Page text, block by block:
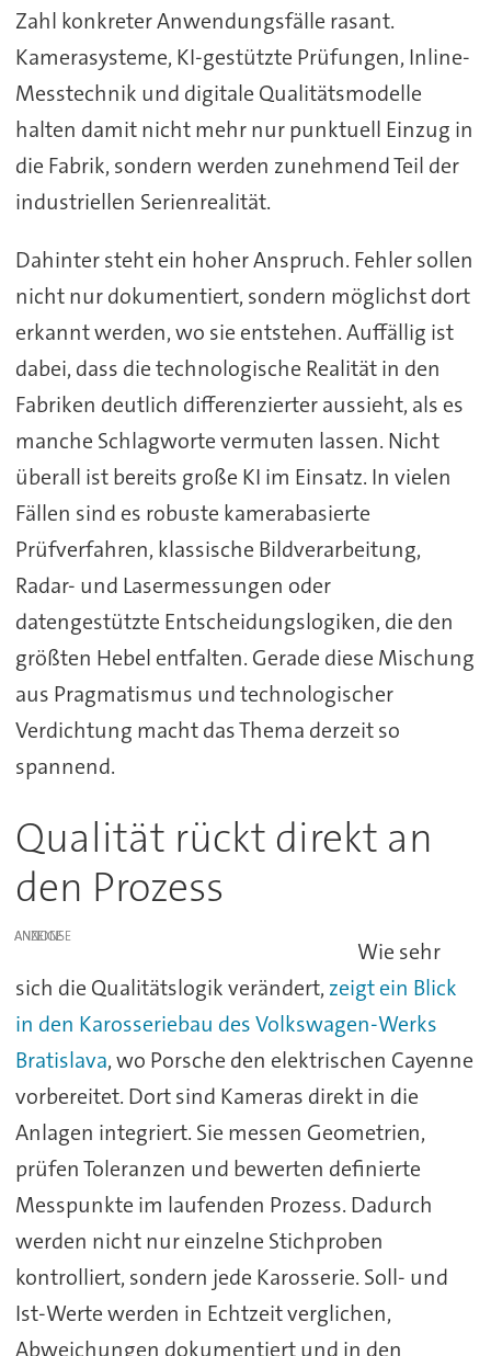
Zahl konkreter Anwendungsfälle rasant.
Kamerasysteme, KI-gestützte Prüfungen, Inline-
Messtechnik und digitale Qualitätsmodelle
halten damit nicht mehr nur punktuell Einzug in
die Fabrik, sondern werden zunehmend Teil der
industriellen Serienrealität.
Dahinter steht ein hoher Anspruch. Fehler sollen
nicht nur dokumentiert, sondern möglichst dort
erkannt werden, wo sie entstehen. Auffällig ist
dabei, dass die technologische Realität in den
Fabriken deutlich differenzierter aussieht, als es
manche Schlagworte vermuten lassen. Nicht
überall ist bereits große KI im Einsatz. In vielen
Fällen sind es robuste kamerabasierte
Prüfverfahren, klassische Bildverarbeitung,
Radar- und Lasermessungen oder
datengestützte Entscheidungslogiken, die den
größten Hebel entfalten. Gerade diese Mischung
aus Pragmatismus und technologischer
Verdichtung macht das Thema derzeit so
spannend.
Qualität rückt direkt an
den Prozess
ANZEIGE
Wie sehr
sich die Qualitätslogik verändert, zeigt ein Blick
in den Karosseriebau des Volkswagen-Werks
Bratislava, wo Porsche den elektrischen Cayenne
vorbereitet. Dort sind Kameras direkt in die
Anlagen integriert. Sie messen Geometrien,
prüfen Toleranzen und bewerten definierte
Messpunkte im laufenden Prozess. Dadurch
werden nicht nur einzelne Stichproben
kontrolliert, sondern jede Karosserie. Soll- und
Ist-Werte werden in Echtzeit verglichen,
Abweichungen dokumentiert und in den